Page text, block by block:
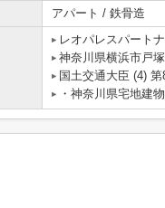
アパート / 鉄骨造
レオパレスパート
神奈川県横浜市戸
国土交通大臣 (4) 第
・神奈川県宅地建